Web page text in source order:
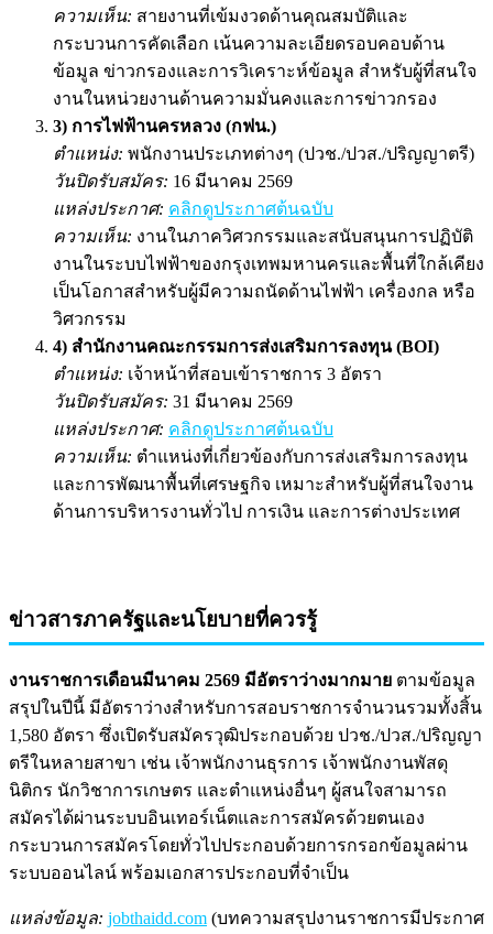
ความเห็น: สายงานที่เข้มงวดด้านคุณสมบัติและ
กระบวนการคัดเลือก เน้นความละเอียดรอบคอบด้าน
ข้อมูล ข่าวกรองและการวิเคราะห์ข้อมูล สำหรับผู้ที่สนใจ
งานในหน่วยงานด้านความมั่นคงและการข่าวกรอง
3) การไฟฟ้านครหลวง (กฟน.)
ตำแหน่ง: พนักงานประเภทต่างๆ (ปวช./ปวส./ปริญญาตรี)
วันปิดรับสมัคร: 16 มีนาคม 2569
แหล่งประกาศ: คลิกดูประกาศต้นฉบับ
ความเห็น: งานในภาควิศวกรรมและสนับสนุนการปฏิบัติ
งานในระบบไฟฟ้าของกรุงเทพมหานครและพื้นที่ใกล้เคียง
เป็นโอกาสสำหรับผู้มีความถนัดด้านไฟฟ้า เครื่องกล หรือ
วิศวกรรม
4) สำนักงานคณะกรรมการส่งเสริมการลงทุน (BOI)
ตำแหน่ง: เจ้าหน้าที่สอบเข้าราชการ 3 อัตรา
วันปิดรับสมัคร: 31 มีนาคม 2569
แหล่งประกาศ: คลิกดูประกาศต้นฉบับ
ความเห็น: ตำแหน่งที่เกี่ยวข้องกับการส่งเสริมการลงทุน
และการพัฒนาพื้นที่เศรษฐกิจ เหมาะสำหรับผู้ที่สนใจงาน
ด้านการบริหารงานทั่วไป การเงิน และการต่างประเทศ
ข่าวสารภาครัฐและนโยบายที่ควรรู้
งานราชการเดือนมีนาคม 2569 มีอัตราว่างมากมาย ตามข้อมูล
สรุปในปีนี้ มีอัตราว่างสำหรับการสอบราชการจำนวนรวมทั้งสิ้น
1,580 อัตรา ซึ่งเปิดรับสมัครวุฒิประกอบด้วย ปวช./ปวส./ปริญญา
ตรีในหลายสาขา เช่น เจ้าพนักงานธุรการ เจ้าพนักงานพัสดุ
นิติกร นักวิชาการเกษตร และตำแหน่งอื่นๆ ผู้สนใจสามารถ
สมัครได้ผ่านระบบอินเทอร์เน็ตและการสมัครด้วยตนเอง
กระบวนการสมัครโดยทั่วไปประกอบด้วยการกรอกข้อมูลผ่าน
ระบบออนไลน์ พร้อมเอกสารประกอบที่จำเป็น
แหล่งข้อมูล: jobthaidd.com (บทความสรุปงานราชการมีประกาศ